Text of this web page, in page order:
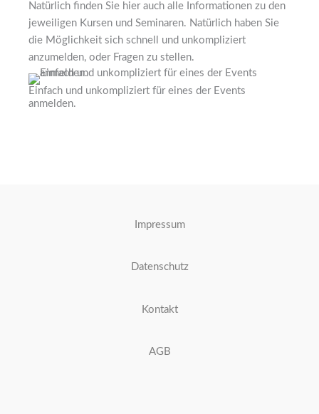
Natürlich finden Sie hier auch alle Informationen zu den
jeweiligen Kursen und Seminaren. Natürlich haben Sie
die Möglichkeit sich schnell und unkompliziert
anzumelden, oder Fragen zu stellen.
Einfach und unkompliziert für eines der Events
anmelden.
Impressum
Datenschutz
Kontakt
AGB